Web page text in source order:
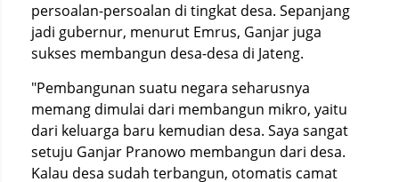
persoalan-persoalan di tingkat desa. Sepanjang
jadi gubernur, menurut Emrus, Ganjar juga
sukses membangun desa-desa di Jateng.
"Pembangunan suatu negara seharusnya
memang dimulai dari membangun mikro, yaitu
dari keluarga baru kemudian desa. Saya sangat
setuju Ganjar Pranowo membangun dari desa.
Kalau desa sudah terbangun, otomatis camat